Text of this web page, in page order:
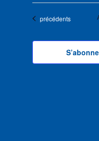
Évènements
précédents